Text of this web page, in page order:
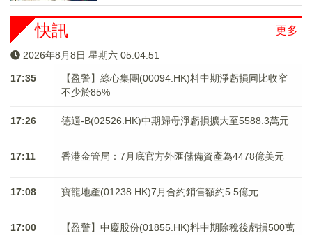
更多
快訊
2026年8月8日 星期六 05:04:51
17:35
【盈警】綠心集團(00094.HK)料中期淨虧損同比收窄
不少於85%
17:26 德適-B(02526.HK)中期歸母淨虧損擴大至5588.3萬元
17:11 香港金管局：7月底官方外匯儲備資產為4478億美元
17:08 寶龍地產(01238.HK)7月合約銷售額約5.5億元
17:00
【盈警】中慶股份(01855.HK)料中期除稅後虧損500萬